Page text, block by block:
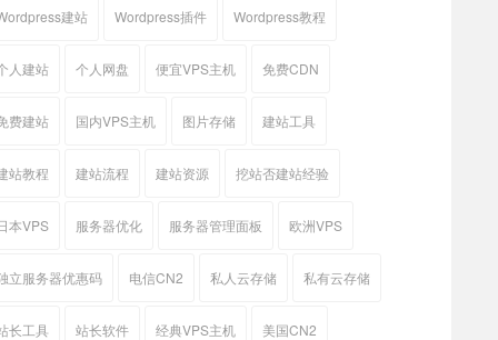
建站 Wordpress插件 Wordpress教程
人建站 个人网盘 便宜VPS主机 免费CDN
费建站 国内VPS主机 图片存储 建站工具
站教程 建站流程 建站资源 挖站否建站经验
本VPS 服务器优化 服务器管理面板 欧洲VPS
立服务器优惠码 电信CN2 私人云存储 私有云存储
长工具 站长软件 经典VPS主机 美国CN2